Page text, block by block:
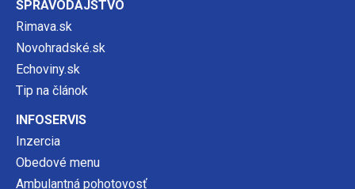
SPRAVODAJSTVO
Rimava.sk
Novohradské.sk
Echoviny.sk
Tip na článok
INFOSERVIS
Inzercia
Obedové menu
Ambulantná pohotovosť